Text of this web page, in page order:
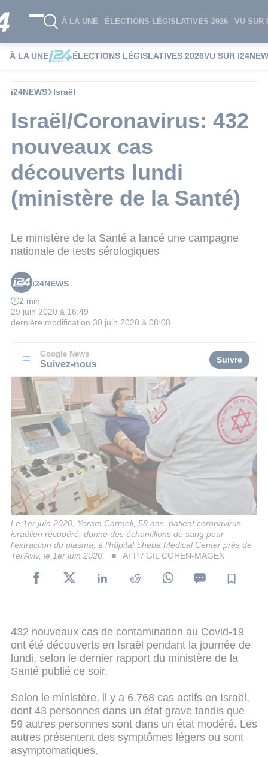
À LA UNE ÉLECTIONS LÉGISLATIVES 2026 VU SUR
À LA UNE ÉLECTIONS LÉGISLATIVES 2026VU SUR
i24NEWS Israël
Israël/Coronavirus: 432
nouveaux cas
découverts lundi
(ministère de la Santé)
Le ministère de la Santé a lancé une campagne
nationale de tests sérologiques
i24NEWS
2 min
29 juin 2020 à 16:49
dernière modification 30 juin 2020 à 08:08
Google News
Suivez-nous Suivre
Le 1er juin 2020, Yoram Carmeli, 58 ans, patient coronavirus
israélien récupéré, donne des échantillons de sang pour
l'extraction du plasma, à l'hôpital Sheba Medical Center près de
Tel Aviv, le 1er juin 2020.
AFP / GIL COHEN-MAGEN
432 nouveaux cas de contamination au Covid-19
ont été découverts en Israël pendant la journée de
lundi, selon le dernier rapport du ministère de la
Santé publié ce soir.
Selon le ministère, il y a 6.768 cas actifs en Israël,
dont 43 personnes dans un état grave tandis que
59 autres personnes sont dans un état modéré. Les
autres présentent des symptômes légers ou sont
asymptomatiques.